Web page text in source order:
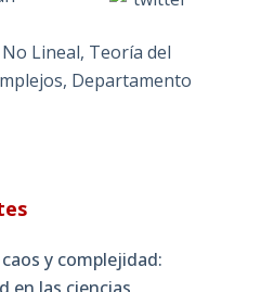
Lineal, Teoría del
Departamento
y complejidad: